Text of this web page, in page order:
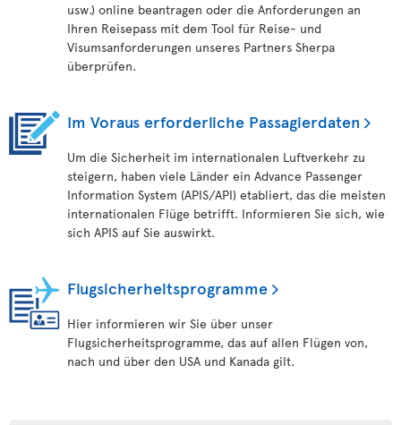
usw.) online beantragen oder die Anforderungen an
Ihren Reisepass mit dem Tool für Reise- und
Visumsanforderungen unseres Partners Sherpa
überprüfen.
Im Voraus erforderliche Passagierdaten
Um die Sicherheit im internationalen Luftverkehr zu
steigern, haben viele Länder ein Advance Passenger
Information System (APIS/API) etabliert, das die meisten
internationalen Flüge betrifft. Informieren Sie sich, wie
sich APIS auf Sie auswirkt.
Flugsicherheitsprogramme
Hier informieren wir Sie über unser
Flugsicherheitsprogramme, das auf allen Flügen von,
nach und über den USA und Kanada gilt.